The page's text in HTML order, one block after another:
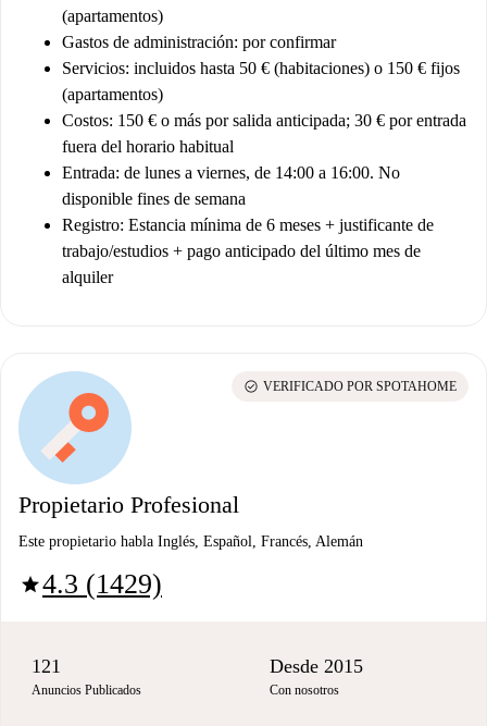
(apartamentos)
Gastos de administración: por confirmar
Servicios: incluidos hasta 50 € (habitaciones) o 150 € fijos
(apartamentos)
Costos: 150 € o más por salida anticipada; 30 € por entrada
fuera del horario habitual
Entrada: de lunes a viernes, de 14:00 a 16:00. No
disponible fines de semana
Registro: Estancia mínima de 6 meses + justificante de
trabajo/estudios + pago anticipado del último mes de
alquiler
Propietario Profesional
Este propietario habla Inglés, Español, Francés, Alemán
star4.3 (1429)
check_circle VERIFICADO POR SPOTAHOME
121
Anuncios Publicados
Desde 2015
Con nosotros